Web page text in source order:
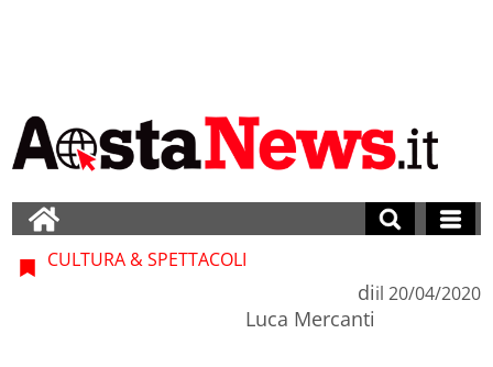
CULTURA & SPETTACOLI
di
Luca Mercanti
il 20/04/2020